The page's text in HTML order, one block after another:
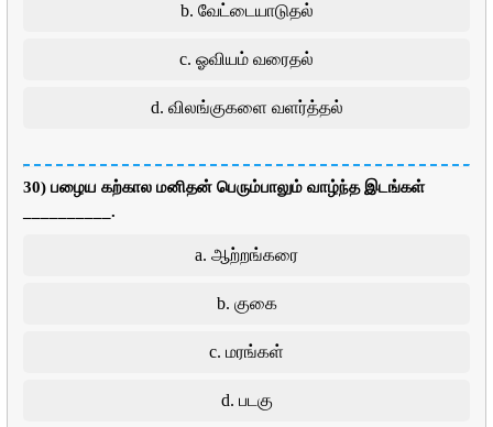
b. வேட்டையாடுதல்
c. ஓவியம் வரைதல்
d. விலங்குகளை வளர்த்தல்
30) பழைய கற்கால மனிதன் பெரும்பாலும் வாழ்ந்த இடங்கள்
__________.
a. ஆற்றங்கரை
b. குகை
c. மரங்கள்
d. படகு